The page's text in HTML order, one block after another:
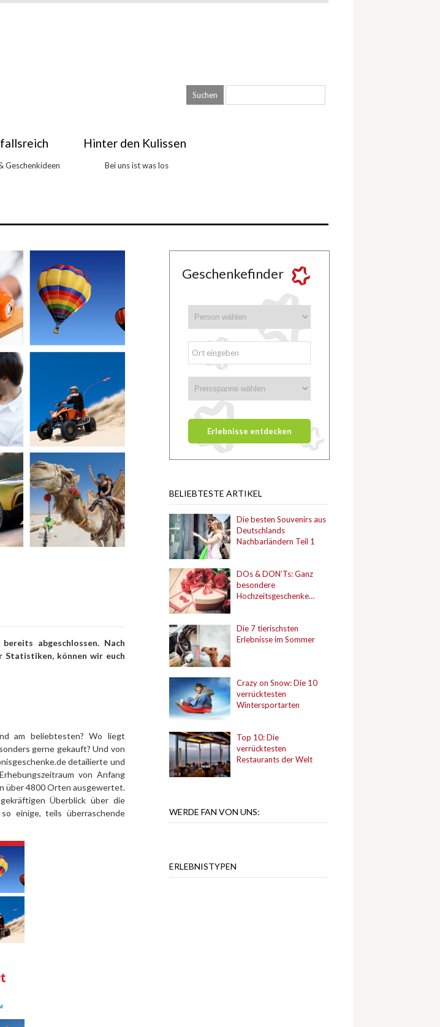
Geschenkideen
Hinter den Kulissen
Bei uns ist was los
abgeschlossen. Nach
Statistiken, können wir euch
am beliebtesten? Wo liegt
gerne gekauft? Und von
detailierte und
von Anfang
über 4800 Orten ausgewertet.
Überblick über die
einige, teils überraschende
Geschenkefinder
BELIEBTESTE ARTIKEL
Die besten Souvenirs aus
Deutschlands
Nachbarländern Teil 1
DOs & DON’Ts: Ganz
besondere
Hochzeitsgeschenke…
Die 7 tierischsten
Erlebnisse im Sommer
Crazy on Snow: Die 10
verrücktesten
Wintersportarten
Top 10: Die
verrücktesten
Restaurants der Welt
WERDE FAN VON UNS:
ERLEBNISTYPEN